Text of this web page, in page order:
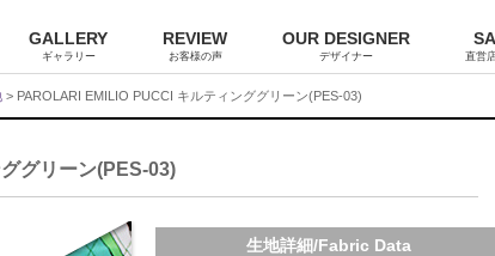
GALLERY
ギャラリー
REVIEW
お客様の声
OUR DESIGNER
デザイナー 直営
> PAROLARI EMILIO PUCCI キルティンググリーン(PES-03)
グリーン(PES-03)
生地詳細/Fabric Data